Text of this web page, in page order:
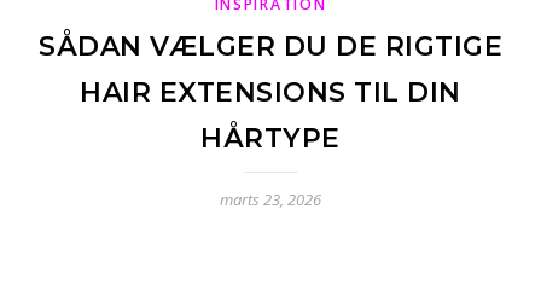
INSPIRATION
SÅDAN VÆLGER DU DE RIGTIGE
HAIR EXTENSIONS TIL DIN
HÅRTYPE
marts 23, 2026